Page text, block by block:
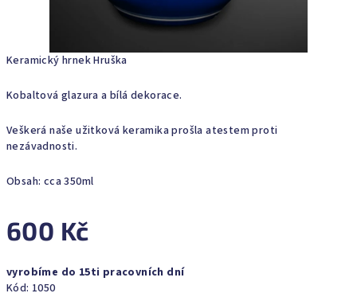
Keramický hrnek Hruška
Kobaltová glazura a bílá dekorace.
Veškerá naše užitková keramika prošla atestem proti
nezávadnosti.
Obsah: cca 350ml
600 Kč
cena:
vyrobíme do 15ti pracovních dní
Kód: 1050